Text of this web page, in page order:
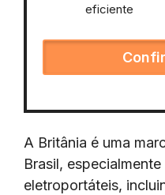
eficiente
A Britânia é uma
Brasil,
eletroportáteis,